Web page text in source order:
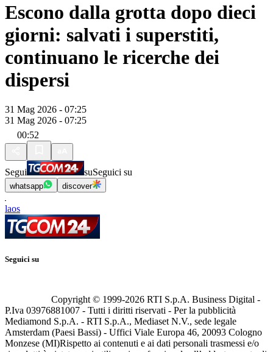
Escono dalla grotta dopo dieci
giorni: salvati i superstiti,
continuano le ricerche dei
dispersi
31 Mag 2026 - 07:25
31 Mag 2026 - 07:25
00:52
Segui suSeguici su
whatsapp discover
laos
Seguici su
Copyright © 1999-2026 RTI S.p.A. Business Digital -
P.Iva 03976881007 - Tutti i diritti riservati - Per la pubblicità
Mediamond S.p.A. - RTI S.p.A., Mediaset N.V., sede legale
Amsterdam (Paesi Bassi) - Uffici Viale Europa 46, 20093 Cologno
Monzese (MI)Rispetto ai contenuti e ai dati personali trasmessi e/o